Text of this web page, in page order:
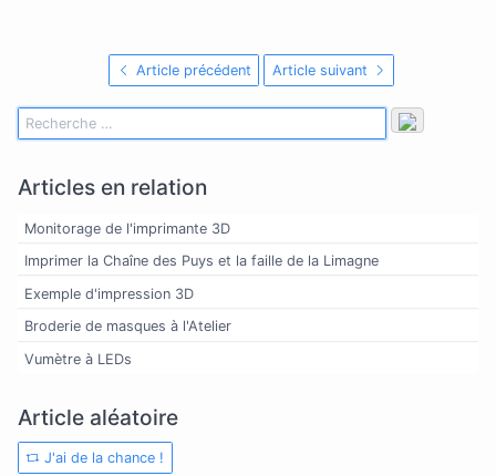
Article précédent Article suivant
Articles en relation
Monitorage de l'imprimante 3D
Imprimer la Chaîne des Puys et la faille de la Limagne
Exemple d'impression 3D
Broderie de masques à l'Atelier
Vumètre à LEDs
Article aléatoire
J'ai de la chance !